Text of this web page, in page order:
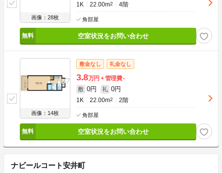
画像：28枚
1K 22.00m2 4階
角部屋
空室状況をお問い合わせ
画像：14枚
敷金なし 礼金なし
3.8万円 管理費-
敷 0円 礼 0円
1K 22.00m2 2階
角部屋
空室状況をお問い合わせ
ナビールコート安井町